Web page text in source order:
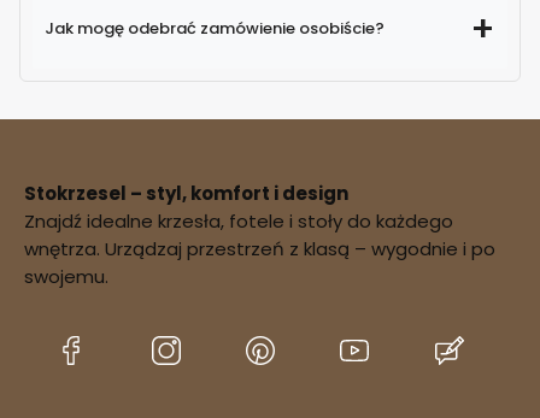
Jak mogę odebrać zamówienie osobiście?
potwierdzenie
dostępności zamówienia
Stokrzesel – styl, komfort i design
Znajdź idealne krzesła, fotele i stoły do każdego
wnętrza. Urządzaj przestrzeń z klasą – wygodnie i po
swojemu.
(Otwiera (Otwiera (Otwiera (Otwiera